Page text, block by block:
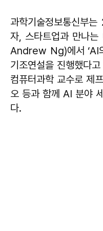
과학기술정보통신부
자, 스타트업과 만나
Andrew Ng)에서 ‘AI
기조연설을 진행했다
컴퓨터과학 교수로 제
오 등과 함께 AI 분야
다.